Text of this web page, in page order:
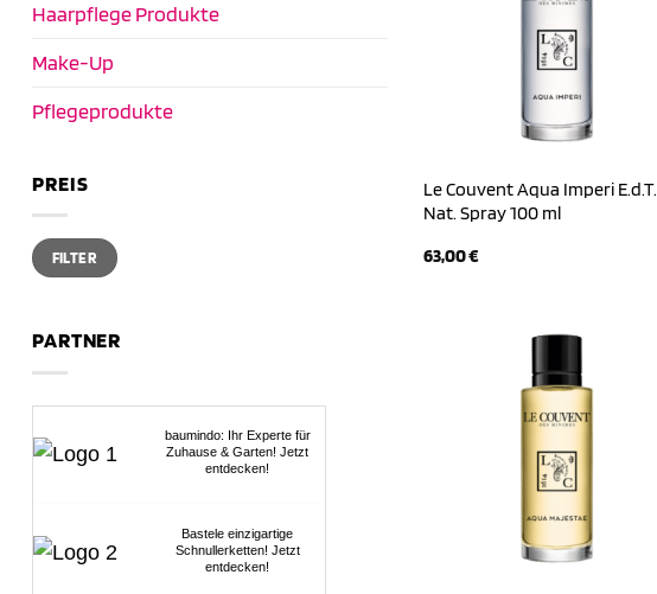
Haarpflege Produkte
Make-Up
Pflegeprodukte
PREIS
Min.
Preis
Max.
PreisFILTER
PARTNER
baumindo: Ihr Experte für
Zuhause & Garten! Jetzt
entdecken!
Bastele einzigartige
Schnullerketten! Jetzt
entdecken!
Le Couvent Aqua Imperi E.d.T.
Nat. Spray 100 ml
63,00€